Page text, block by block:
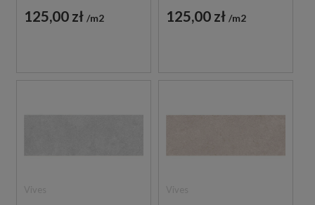
125,00 zł m2 125,00 zł m2